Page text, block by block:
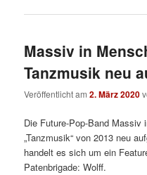
Massiv in
Tanzmusik neu
Veröffentlicht am2. März 2020
Die Future-Pop-Band
„Tanzmusik“ von 2013 neu
handelt es sich um ein
Patenbrigade: Wolff.